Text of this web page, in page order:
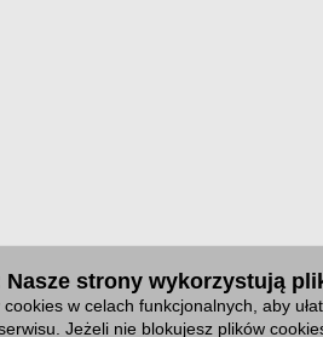
Nasze strony wykorzystują
cookies w celach funkcjonalnych, aby
Jeżeli nie blokujesz plików